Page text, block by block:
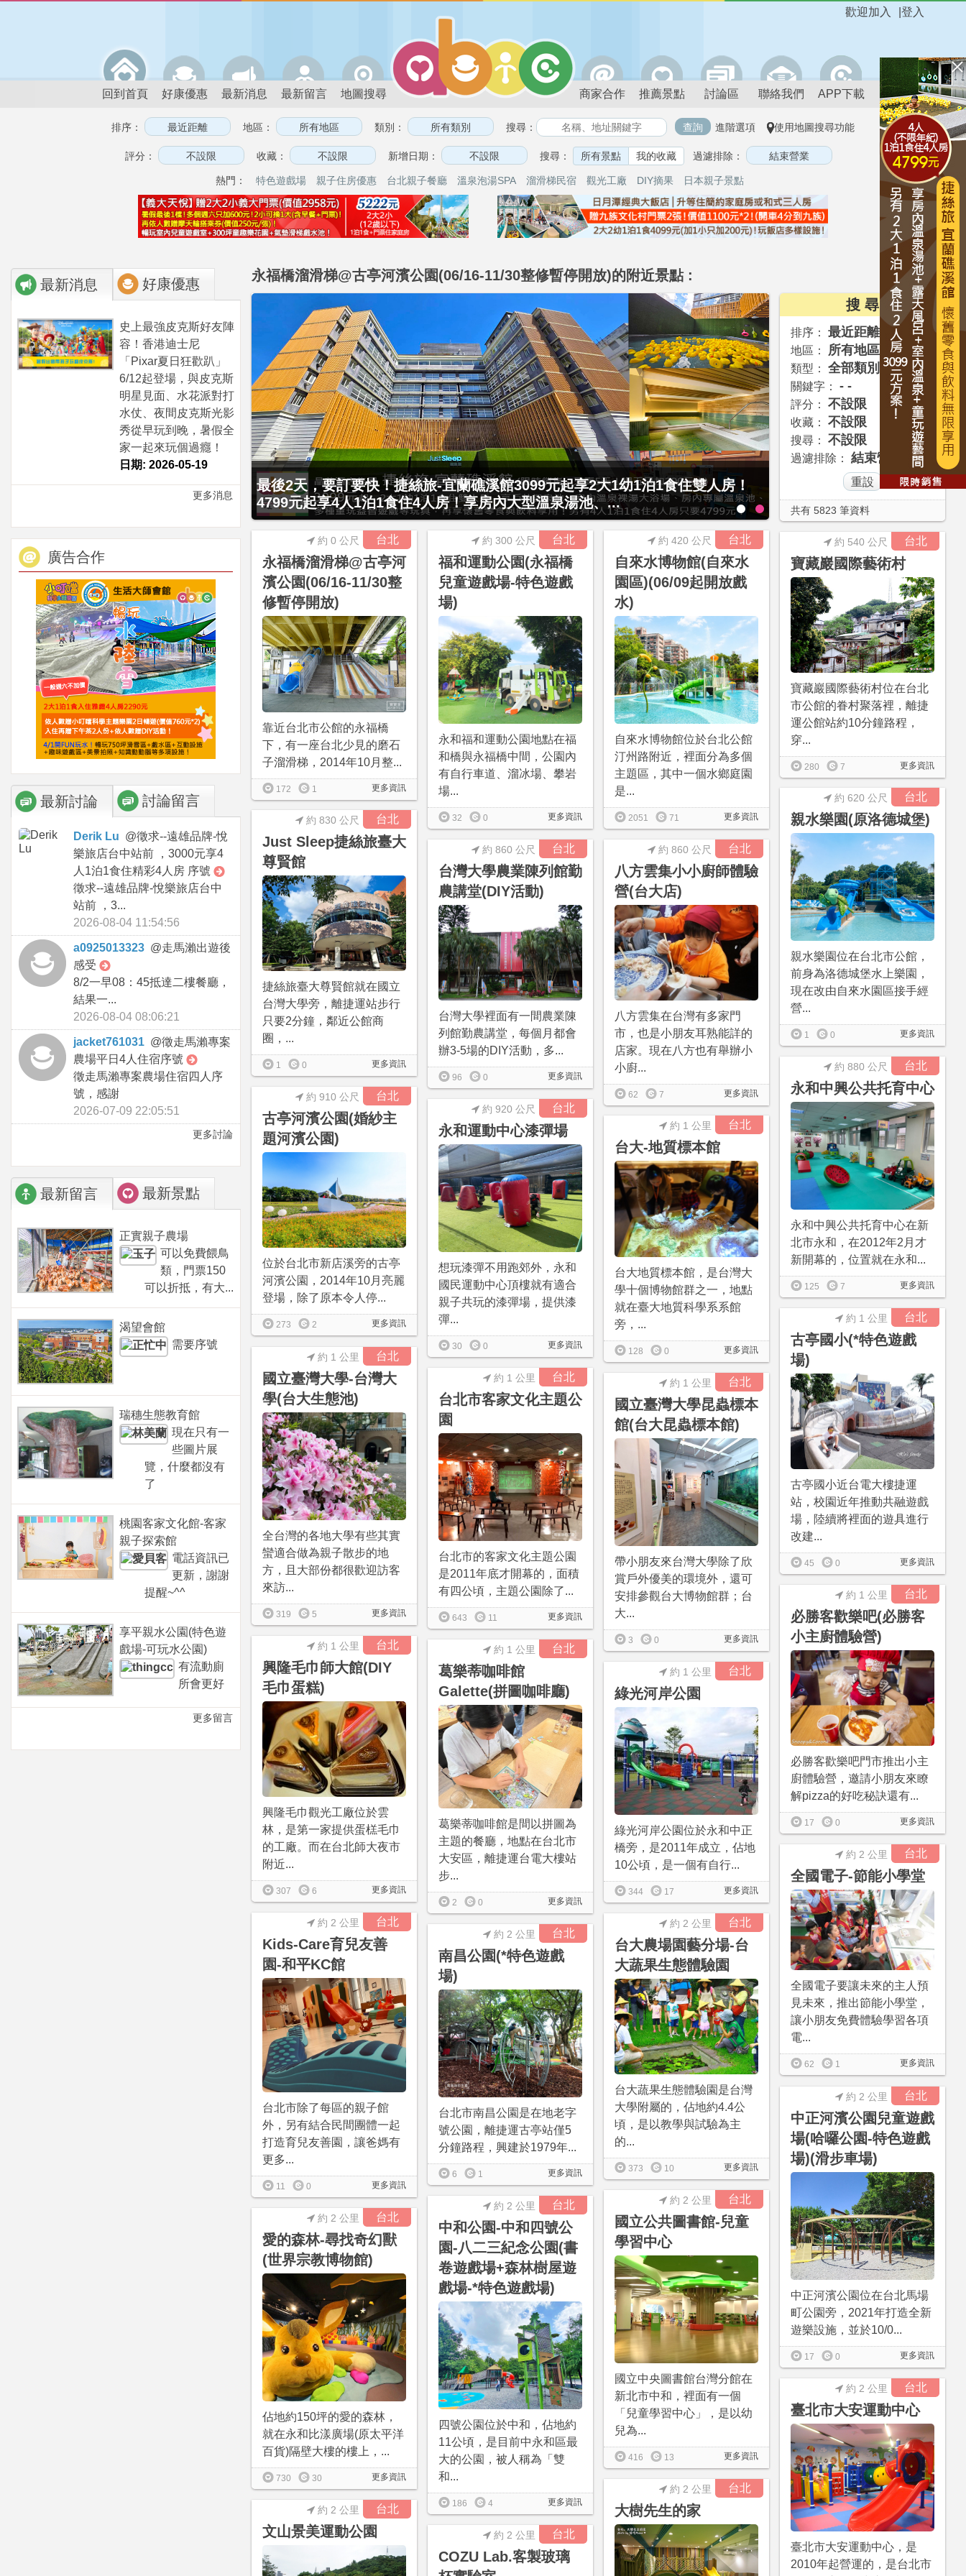
登入
歡迎加入
回到首頁 好康優惠 最新消息 最新留言 地圖搜尋 商家合作 推薦景點 討論區 聯絡我們 APP下載
排序： 地區： 類別： 搜尋： 進階選項 使用地圖搜尋功能
評分： 收藏： 新增日期： 搜尋： 所有景點 我的收藏 過濾排除：
熱門： 特色遊戲場 親子住房優惠 台北親子餐廳 溫泉泡湯SPA 溜滑梯民宿 觀光工廠 DIY摘果 日本親子景點
最新消息 好康優惠
史上最強皮克斯好友陣
容！香港迪士尼
「Pixar夏日狂歡趴」
6/12起登場，與皮克斯
明星見面、水花派對打
水仗、夜間皮克斯光影
秀從早玩到晚，暑假全
家一起來玩個過癮！
日期: 2026-05-19
更多消息
廣告合作
最新討論 討論留言
Derik Lu @徵求--遠雄品牌-悅
樂旅店台中站前 ，3000元享4
人1泊1食住精彩4人房 序號
徵求--遠雄品牌-悅樂旅店台中
站前 ，3...
2026-08-04 11:54:56
a0925013323 @走馬瀨出遊後
感受
8/2一早08：45抵達二樓餐廳，
結果一...
2026-08-04 08:06:21
jacket761031 @徵走馬瀨專案
農場平日4人住宿序號
徵走馬瀨專案農場住宿四人序
號，感謝
2026-07-09 22:05:51
更多討論
最新留言 最新景點
正實親子農場
可以免費餵鳥
類，門票150
可以折抵，有大...
渴望會館
需要序號
瑞穗生態教育館
現在只有一
些圖片展
覽，什麼都沒有
了
桃園客家文化館-客家
親子探索館
電話資訊已
更新，謝謝
提醒~^^
享平親水公園(特色遊
戲場-可玩水公園)
有流動廁
所會更好
更多留言
永福橋溜滑梯@古亭河濱公園(06/16-11/30整修暫停開放)的附近景點 :
贈九族文化村門票2張(總價值1100元*2)！4099元享日月潭經典大飯店范特奇堡2
大2幼(115公分以下)1泊1食升等住簡約家庭房或...
最後2天，要訂要快！捷絲
4799元起享4人1泊1食住4人
搜 尋
排序： 最近距離
地區： 所有地區
類型： 全部類別
關鍵字： - -
評分： 不設限
收藏： 不設限
搜尋： 不設限
過濾排除： 結束營業
共有 5823 筆資料
台北
永福橋溜滑梯@古亭河
濱公園(06/16-11/30整
修暫停開放)
約 0 公尺
靠近台北市公館的永福橋
下，有一座台北少見的磨石
子溜滑梯，2014年10月整...
更多資訊
172 1
台北
福和運動公園(永福橋
兒童遊戲場-特色遊戲
場)
約 300 公尺
永和福和運動公園地點在福
和橋與永福橋中間，公園內
有自行車道、溜冰場、攀岩
場...
更多資訊
32 0
台北
自來水博物館(自來水
園區)(06/09起開放戲
水)
約 420 公尺
自來水博物館位於台北公館
汀州路附近，裡面分為多個
主題區，其中一個水鄉庭園
是...
更多資訊
2051 71
台北
寶藏巖國際藝術村
約 540 公尺
寶藏巖國際藝術村位在台北
市公館的眷村聚落裡，離捷
運公館站約10分鐘路程，
穿...
更多資訊
280 7
台北
親水樂園(原洛德城堡)
約 620 公尺
親水樂園位在台北市公館，
前身為洛德城堡水上樂園，
現在改由自來水園區接手經
營...
更多資訊
1 0
台北
Just Sleep捷絲旅臺大
尊賢館
約 830 公尺
捷絲旅臺大尊賢館就在國立
台灣大學旁，離捷運站步行
只要2分鐘，鄰近公館商
圈，...
更多資訊
1 0
台北
台灣大學農業陳列館勤
農講堂(DIY活動)
約 860 公尺
台灣大學裡面有一間農業陳
列館勤農講堂，每個月都會
辦3-5場的DIY活動，多...
更多資訊
96 0
台北
八方雲集小小廚師體驗
營(台大店)
約 860 公尺
八方雲集在台灣有多家門
市，也是小朋友耳熟能詳的
店家。現在八方也有舉辦小
小廚...
更多資訊
62 7
台北
永和中興公共托育中心
約 880 公尺
永和中興公共托育中心在新
北市永和，在2012年2月才
新開幕的，位置就在永和...
更多資訊
125 7
台北
古亭河濱公園(婚紗主
題河濱公園)
約 910 公尺
位於台北市新店溪旁的古亭
河濱公園，2014年10月亮麗
登場，除了原本令人停...
更多資訊
273 2
台北
永和運動中心漆彈場
約 920 公尺
想玩漆彈不用跑郊外，永和
國民運動中心頂樓就有適合
親子共玩的漆彈場，提供漆
彈...
更多資訊
30 0
台北
台大-地質標本館
約 1 公里
台大地質標本館，是台灣大
學十個博物館群之一，地點
就在臺大地質科學系系館
旁，...
更多資訊
128 0
台北
古亭國小(*特色遊戲
場)
約 1 公里
古亭國小近台電大樓捷運
站，校園近年推動共融遊戲
場，陸續將裡面的遊具進行
改建...
更多資訊
45 0
台北
國立臺灣大學-台灣大
學(台大生態池)
約 1 公里
全台灣的各地大學有些其實
蠻適合做為親子散步的地
方，且大部份都很歡迎訪客
來訪...
更多資訊
319 5
台北
台北市客家文化主題公
園
約 1 公里
台北市的客家文化主題公園
是2011年底才開幕的，面積
有四公頃，主題公園除了...
更多資訊
643 11
台北
國立臺灣大學昆蟲標本
館(台大昆蟲標本館)
約 1 公里
帶小朋友來台灣大學除了欣
賞戶外優美的環境外，還可
安排參觀台大博物館群；台
大...
更多資訊
3 0
台北
必勝客歡樂吧(必勝客
小主廚體驗營)
約 1 公里
必勝客歡樂吧門市推出小主
廚體驗營，邀請小朋友來瞭
解pizza的好吃秘訣還有...
更多資訊
17 0
台北
興隆毛巾師大館(DIY
毛巾蛋糕)
約 1 公里
興隆毛巾觀光工廠位於雲
林，是第一家提供蛋榚毛巾
的工廠。而在台北師大夜市
附近...
更多資訊
307 6
台北
葛樂蒂咖啡館
Galette(拼圖咖啡廳)
約 1 公里
葛樂蒂咖啡館是間以拼圖為
主題的餐廳，地點在台北市
大安區，離捷運台電大樓站
步...
更多資訊
2 0
台北
綠光河岸公園
約 1 公里
綠光河岸公園位於永和中正
橋旁，是2011年成立，佔地
10公頃，是一個有自行...
更多資訊
344 17
台北
全國電子-節能小學堂
約 2 公里
全國電子要讓未來的主人預
見未來，推出節能小學堂，
讓小朋友免費體驗學習各項
電...
更多資訊
62 1
台北
Kids-Care育兒友善
園-和平KC館
約 2 公里
台北市除了每區的親子館
外，另有結合民間團體一起
打造育兒友善園，讓爸媽有
更多...
更多資訊
11 0
台北
台大農場園藝分場-台
大蔬果生態體驗園
約 2 公里
台大蔬果生態體驗園是台灣
大學附屬的，佔地約4.4公
頃，是以教學與試驗為主
的...
更多資訊
373 10
台北
南昌公園(*特色遊戲
場)
約 2 公里
台北市南昌公園是在地老字
號公園，離捷運古亭站僅5
分鐘路程，興建於1979年...
更多資訊
6 1
台北
中正河濱公園兒童遊戲
場(哈囉公園-特色遊戲
場)(滑步車場)
約 2 公里
中正河濱公園位在台北馬場
町公園旁，2021年打造全新
遊樂設施，並於10/0...
更多資訊
17 0
台北
國立公共圖書館-兒童
學習中心
約 2 公里
國立中央圖書館台灣分館在
新北市中和，裡面有一個
「兒童學習中心」，是以幼
兒為...
更多資訊
416 13
台北
中和公園-中和四號公
園-八二三紀念公園(書
卷遊戲場+森林樹屋遊
戲場-*特色遊戲場)
約 2 公里
四號公園位於中和，佔地約
11公頃，是目前中永和區最
大的公園，被人稱為「雙
和...
更多資訊
186 4
台北
愛的森林-尋找奇幻獸
(世界宗教博物館)
約 2 公里
佔地約150坪的愛的森林，
就在永和比漾廣場(原太平洋
百貨)隔壁大樓的樓上，...
更多資訊
730 30
台北
臺北市大安運動中心
約 2 公里
臺北市大安運動中心，是
2010年起營運的，是台北市
台北
大樹先生的家
約 2 公里
台北
文山景美運動公園
約 2 公里
台北
COZU Lab.客製玻璃
約 2 公里